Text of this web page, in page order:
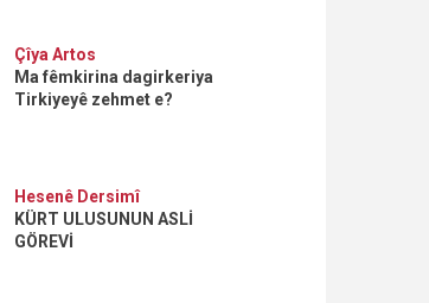
Çîya Artos
Ma fêmkirina dagirkeriya
Tirkiyeyê zehmet e?
Hesenê Dersimî
KÜRT ULUSUNUN ASLİ
GÖREVİ